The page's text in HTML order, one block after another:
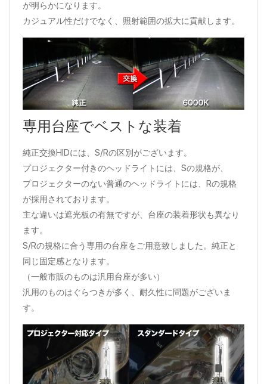
が明らかになります。
カジュアル性だけでなく、照射範囲の拡大に貢献します。
専用台座でベストな装着
純正交換HIDには、S/Rの区別がございます。
プロジェクター付きのヘッドライトには、Sの規格が、
プロジェクターのない普通のヘッドライトには、Rの規格
が採用されております。
主な違いは遮光板の有無ですが、台座の装着形状も異なり
ます。
S/Rの規格に合う専用の台座をご用意致しました。純正と
同じ固定感となります。
（一般市販のものは汎用台座が多い）
汎用のものはぐらつきが多く、耐久性に問題がございま
す。